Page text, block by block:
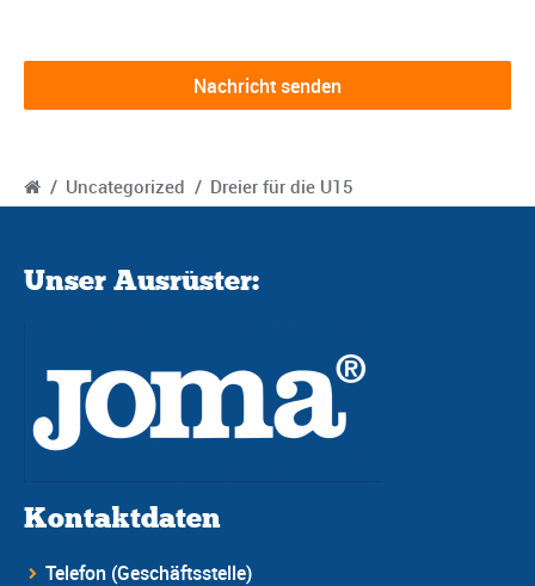
/ Uncategorized / Dreier für die U15
Unser Ausrüster:
Kontaktdaten
Telefon (Geschäftsstelle)